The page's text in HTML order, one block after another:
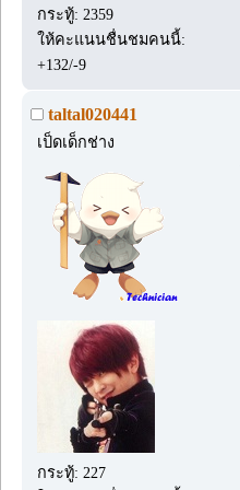
กระทู้: 2359
ให้คะแนนชื่นชมคนนี้:
+132/-9
taltal020441
เป็ดเด็กช่าง
กระทู้: 227